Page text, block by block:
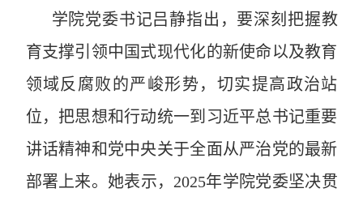
学院党委书记吕静指出，要深刻把握教
育支撑引领中国式现代化的新使命以及教育
领域反腐败的严峻形势，切实提高政治站
位，把思想和行动统一到习近平总书记重要
讲话精神和党中央关于全面从严治党的最新
部署上来。她表示， 2025年学院党委坚决贯